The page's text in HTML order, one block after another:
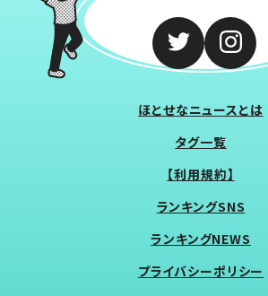
ほとせなニュースとは
タグ一覧
【利用規約】
ランキングSNS
ランキングNEWS
プライバシーポリシー